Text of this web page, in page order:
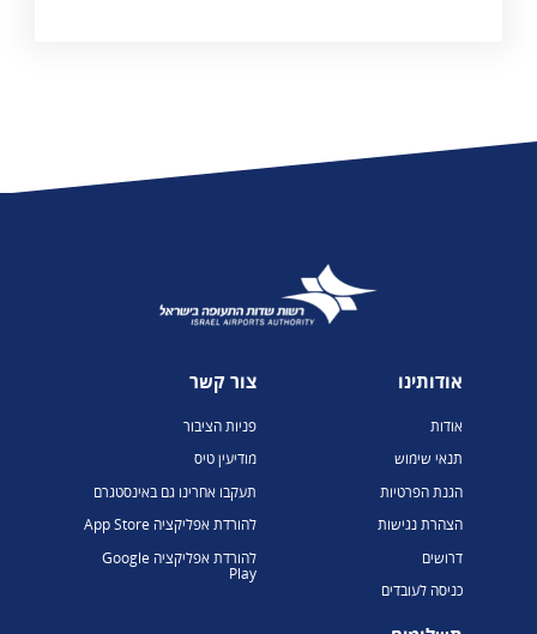
אודותינו
אודות
תנאי שימוש
הגנת הפרטיות
הצהרת נגישות
דרושים
כניסה לעובדים
צור קשר
פניות הציבור
מודיעין טיס
תעקבו אחרינו גם באינסטגרם
להורדת אפליקציה App Store
להורדת אפליקציה Google
Play